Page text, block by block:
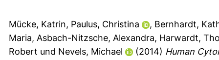
Mücke, Katrin, Paulus, Christina , Bernhardt,
Maria, Asbach-Nitzsche, Alexandra, Harwardt,
Robert und Nevels, Michael (2014) Human